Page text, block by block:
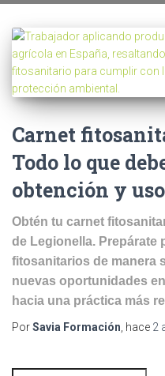
Carnet
Todo lo que
obtención y uso
Obtén tu carnet
de Legionella. Prepárate
fitosanitarios de manera
nuevas oportunidades
hacia una práctica más
PorSavia Formación , hace 2